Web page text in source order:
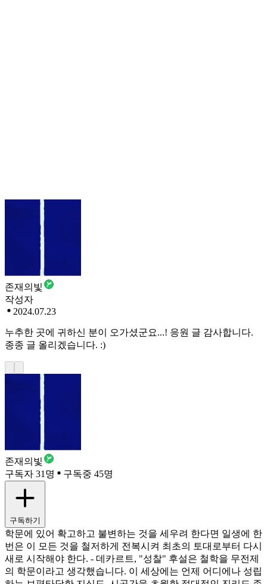
존재의빛
작성자
2024.07.23
누추한 곳에 귀하신 분이 오가셨군요...! 응원 글 감사합니다.
종종 글 올리겠습니다. :)
존재의빛
구독자 31명
구독중 45명
구독하기
학문에 있어 확고하고 불변하는 것을 세우려 한다면 일생에 한
번은 이 모든 것을 철저하게 전복시켜 최초의 토대로부터 다시
새로 시작해야 한다. - 데카르트, "성찰" 후설은 철학을 무전제
의 학문이라고 생각했습니다. 이 세상에는 언제 어디에나 성립